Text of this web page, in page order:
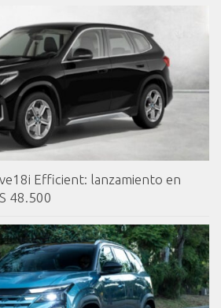
Efficient: lanzamiento en
48.500